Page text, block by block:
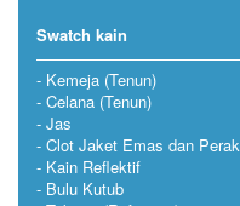
Swatch kain
Kemeja (Tenun)
Celana (Tenun)
Jas
Clot Jaket Emas dan Perak
Kain Reflektif
Bulu Kutub